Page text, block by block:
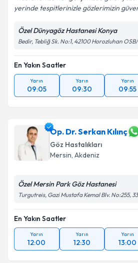
yerinde tespitlerinizle gözlerimizin
Özel Dünyagöz Hastanesi Konya
Bedir, Tebliğ Sk. No:1, 42100 Horozluhan
En Yakın Saatler
Yarın
09:05
Yarın
09:30
Yarın
09:55
Op. Dr. Serkan Kılınç
Göz Hastalıkları
Mersin, Akdeniz
Özel Mersin Park Göz Hastanesi
Turgutreis, Gazi Mustafa Kemal Blv. No:255,
En Yakın Saatler
Yarın
12:00
Yarın
12:30
Yarın
13:00